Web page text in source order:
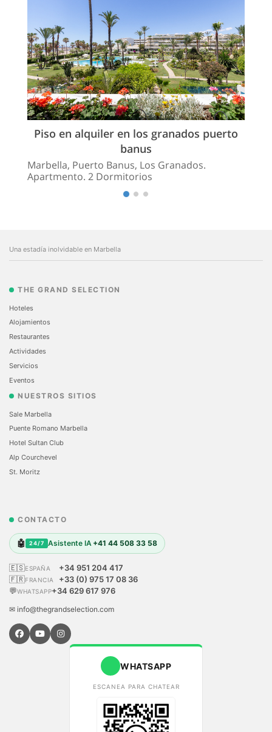
Piso en alquiler en los granados puerto
banus
Marbella, Puerto Banus, Los Granados.
Apartmento. 2 Dormitorios
Una estadía inolvidable en Marbella
THE GRAND SELECTION
Hoteles
Alojamientos
Restaurantes
Actividades
Servicios
Eventos
NUESTROS SITIOS
Sale Marbella
Puente Romano Marbella
Hotel Sultan Club
Alp Courchevel
St. Moritz
CONTACTO
🤖 24/7 Asistente IA +41 44 508 33 58
🇪🇸ESPAÑA
+34 951 204 417
🇫🇷FRANCIA
+33 (0) 975 17 08 36
💬WHATSAPP+34 629 617 976
✉ info@thegrandselection.com
WHATSAPP
ESCANEA PARA CHATEAR